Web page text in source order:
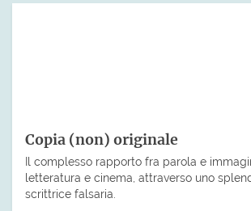
Copia (non) originale
Il complesso rapporto fra parola e
letteratura e cinema, attraverso uno
scrittrice falsaria.